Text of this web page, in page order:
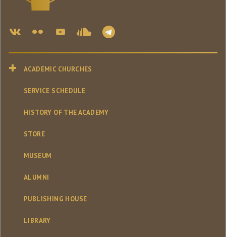
ACADEMIC CHURCHES
SERVICE SCHEDULE
HISTORY OF THE ACADEMY
STORE
MUSEUM
ALUMNI
PUBLISHING HOUSE
LIBRARY